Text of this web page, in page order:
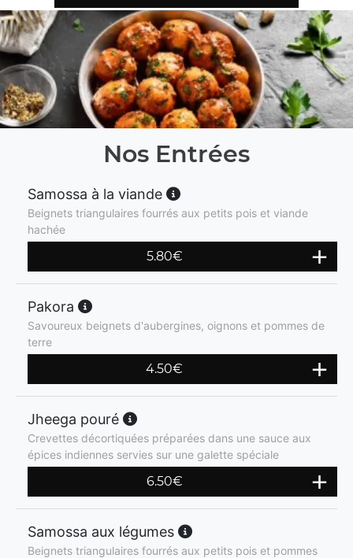
Nos Entrées
Samossa à la viande
Beignets triangulaires fourrés aux petits pois et viande
hachée
5.80€
Pakora
Savoureux beignets d'aubergines, oignons et pommes de
terre
4.50€
Jheega pouré
Crevettes décortiquées préparées dans une sauce aux
épices indiennes servies sur une galette spéciale
6.50€
Samossa aux légumes
Beignets triangulaires fourrés aux petits pois et pommes